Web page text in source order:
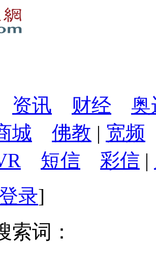
资讯 财经
奥
城 佛教 | 宽频
短信 彩信 |
录]
索词：